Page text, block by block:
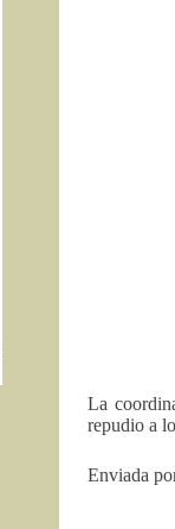
La
repudio a
Enviada